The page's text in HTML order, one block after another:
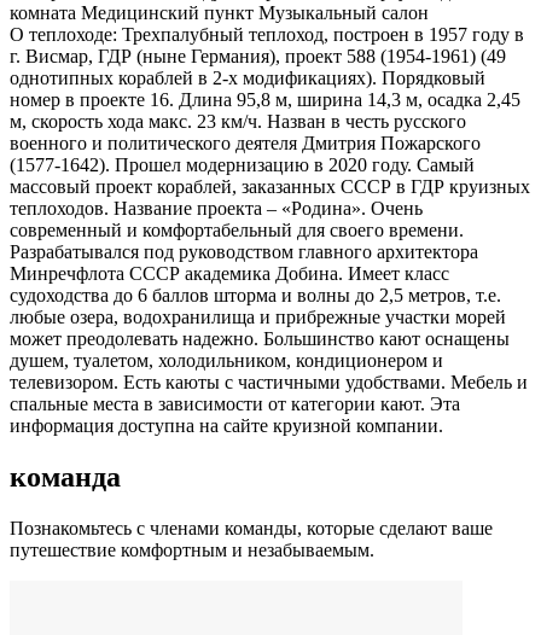
комната Медицинский пункт Музыкальный салон
О теплоходе: Трехпалубный теплоход, построен в 1957 году в
г. Висмар, ГДР (ныне Германия), проект 588 (1954-1961) (49
однотипных кораблей в 2-х модификациях). Порядковый
номер в проекте 16. Длина 95,8 м, ширина 14,3 м, осадка 2,45
м, скорость хода макс. 23 км/ч. Назван в честь русского
военного и политического деятеля Дмитрия Пожарского
(1577-1642). Прошел модернизацию в 2020 году. Самый
массовый проект кораблей, заказанных СССР в ГДР круизных
теплоходов. Название проекта – «Родина». Очень
современный и комфортабельный для своего времени.
Разрабатывался под руководством главного архитектора
Минречфлота СССР академика Добина. Имеет класс
судоходства до 6 баллов шторма и волны до 2,5 метров, т.е.
любые озера, водохранилища и прибрежные участки морей
может преодолевать надежно. Большинство кают оснащены
душем, туалетом, холодильником, кондиционером и
телевизором. Есть каюты с частичными удобствами. Мебель и
спальные места в зависимости от категории кают. Эта
информация доступна на сайте круизной компании.
команда
Познакомьтесь с членами команды, которые сделают ваше
путешествие комфортным и незабываемым.